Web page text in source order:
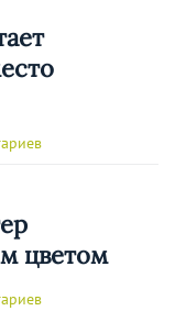
цветом